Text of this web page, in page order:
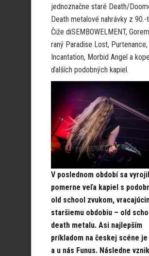
jednoznačne staré Death/
Death metalové nahrávky z 90.-
Čiže diSEMBOWELMENT,
raný Paradise Lost, Purtenance,
Incantation, Morbid Angel a
ďalších podobných kapiel.
V poslednom období sa
pomerne veľa kapiel s
old school zvukom,
staršiemu obdobiu – old
death metalu. Asi najlepším
príkladom na českej scéne je
a u nás Funus. Následne